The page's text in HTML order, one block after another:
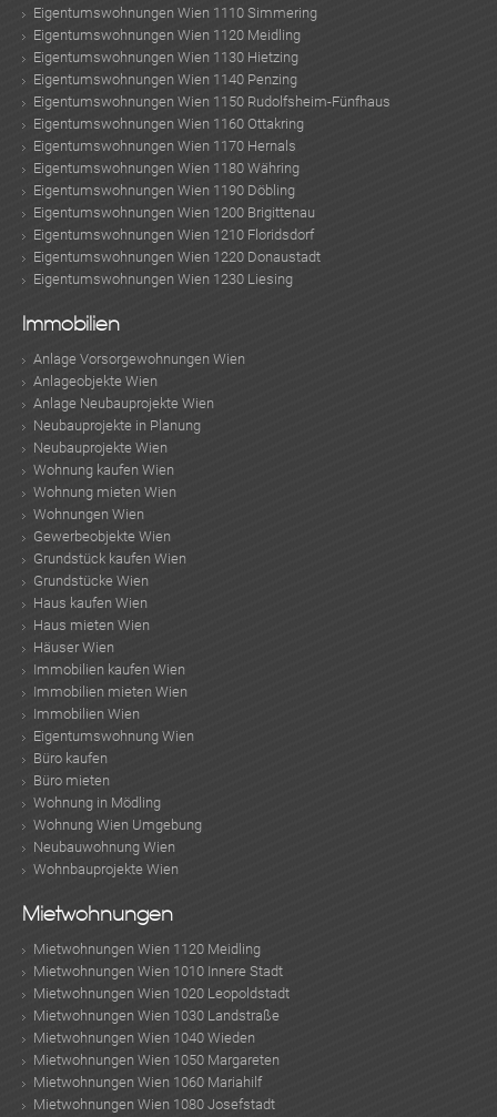
Eigentumswohnungen Wien 1110 Simmering
Eigentumswohnungen Wien 1120 Meidling
Eigentumswohnungen Wien 1130 Hietzing
Eigentumswohnungen Wien 1140 Penzing
Eigentumswohnungen Wien 1150 Rudolfsheim-Fünfhaus
Eigentumswohnungen Wien 1160 Ottakring
Eigentumswohnungen Wien 1170 Hernals
Eigentumswohnungen Wien 1180 Währing
Eigentumswohnungen Wien 1190 Döbling
Eigentumswohnungen Wien 1200 Brigittenau
Eigentumswohnungen Wien 1210 Floridsdorf
Eigentumswohnungen Wien 1220 Donaustadt
Eigentumswohnungen Wien 1230 Liesing
Immobilien
Anlage Vorsorgewohnungen Wien
Anlageobjekte Wien
Anlage Neubauprojekte Wien
Neubauprojekte in Planung
Neubauprojekte Wien
Wohnung kaufen Wien
Wohnung mieten Wien
Wohnungen Wien
Gewerbeobjekte Wien
Grundstück kaufen Wien
Grundstücke Wien
Haus kaufen Wien
Haus mieten Wien
Häuser Wien
Immobilien kaufen Wien
Immobilien mieten Wien
Immobilien Wien
Eigentumswohnung Wien
Büro kaufen
Büro mieten
Wohnung in Mödling
Wohnung Wien Umgebung
Neubauwohnung Wien
Wohnbauprojekte Wien
Mietwohnungen
Mietwohnungen Wien 1120 Meidling
Mietwohnungen Wien 1010 Innere Stadt
Mietwohnungen Wien 1020 Leopoldstadt
Mietwohnungen Wien 1030 Landstraße
Mietwohnungen Wien 1040 Wieden
Mietwohnungen Wien 1050 Margareten
Mietwohnungen Wien 1060 Mariahilf
Mietwohnungen Wien 1080 Josefstadt